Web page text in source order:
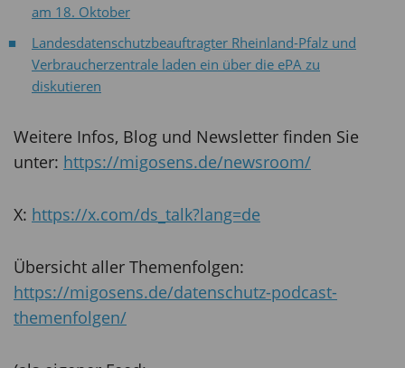
am 18. Oktober
Landesdatenschutzbeauftragter Rheinland-Pfalz und
Verbraucherzentrale laden ein über die ePA zu
diskutieren
Weitere Infos, Blog und Newsletter finden Sie
unter: https://migosens.de/newsroom/
X: https://x.com/ds_talk?lang=de
Übersicht aller Themenfolgen:
https://migosens.de/datenschutz-podcast-
themenfolgen/